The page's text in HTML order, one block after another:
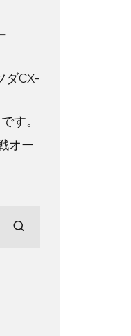
ダCX-
す。
オー